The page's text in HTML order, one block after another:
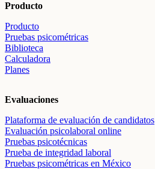
Producto
Producto
Pruebas psicométricas
Biblioteca
Calculadora
Planes
Evaluaciones
Plataforma de evaluación de candidatos
Evaluación psicolaboral online
Pruebas psicotécnicas
Prueba de integridad laboral
Pruebas psicométricas en México